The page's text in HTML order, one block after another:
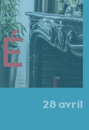
28 avril